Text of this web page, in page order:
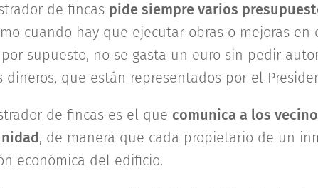
de fincas pide siempre varios
cuando hay que ejecutar obras o mejoras en
supuesto, no se gasta un euro sin pedir
dineros, que están representados por el
de fincas es el que comunica a los
, de manera que cada propietario de un
económica del edificio.